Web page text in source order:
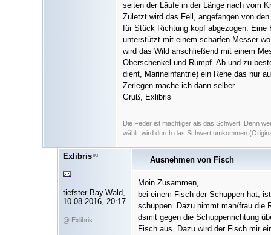
seiten der Läufe in der Länge nach vom
Zuletzt wird das Fell, angefangen von
für Stück Richtung kopf abgezogen. Eine
unterstützt mit einem scharfen Messer
wird das Wild anschließend mit einem
Oberschenkel und Rumpf. Ab und zu
dient, Marineinfantrie) ein Rehe das nur
Zerlegen mache ich dann selber.
Gruß, Exlibris
---
Die Feder ist mächtiger als das Schwert. Denn
wählt, wird durch das Schwert
Exlibris
tiefster Bay.Wald,
10.08.2016, 20:17
@ Exlibris
Ausnehmen von Fisch
Moin Zusammen,
bei einem Fisch der Schuppen hat,
schuppen. Dazu nimmt man/frau die
dsmit gegen die Schuppenrichtung
Fisch aus. Dazu wird der Fisch mir